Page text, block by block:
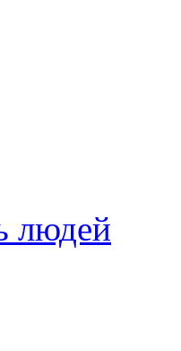
людей